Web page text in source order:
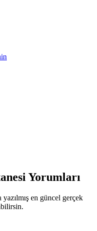
Yorumları
en güncel gerçek